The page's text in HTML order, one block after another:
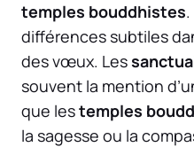
temples bouddhistes
différences subtiles
des vœux. Les
souvent la mention
que lestemples
la sagesse ou la